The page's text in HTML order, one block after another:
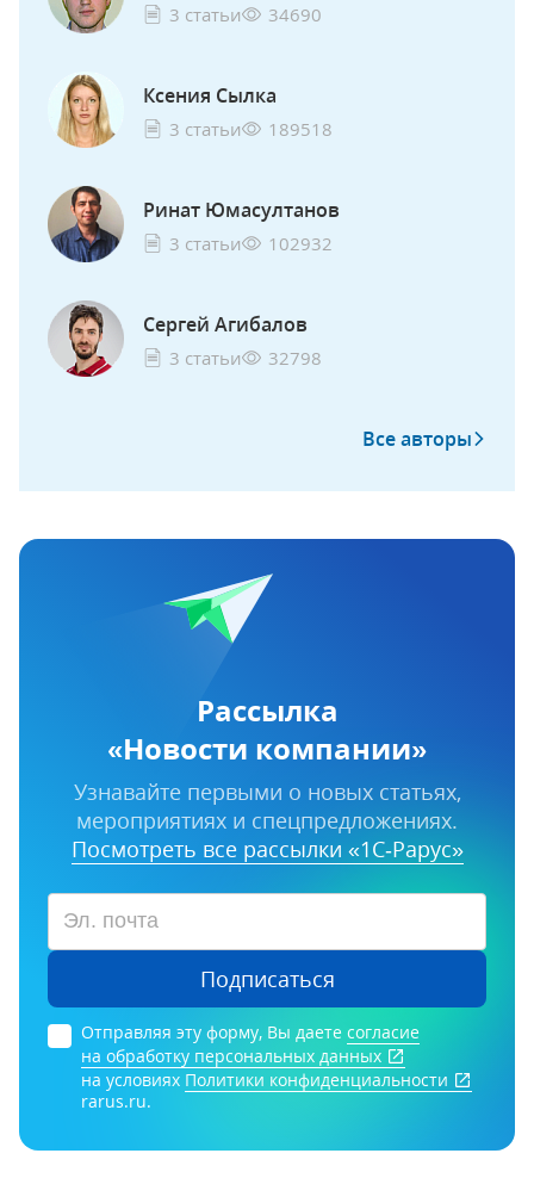
3 статьи 34690
Ксения Сылка
3 статьи 189518
Ринат Юмасултанов
3 статьи 102932
Сергей Агибалов
3 статьи 32798
Все авторы
Рассылка
«Новости компании»
Узнавайте первыми о новых статьях,
мероприятиях и спецпредложениях.
Посмотреть все рассылки «1С‑Рарус»
Подписаться
Отправляя эту форму, Вы даете согласие
на обработку персональных данных
на условиях Политики конфиденциальности
rarus.ru.